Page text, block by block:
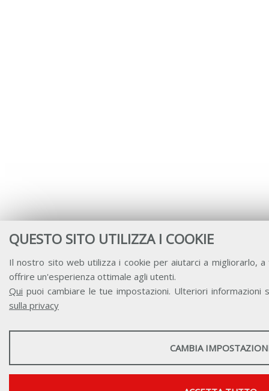
QUESTO SITO UTILIZZA I COOKIE
Il nostro sito web utilizza i cookie per aiutarci a migliorarlo,
offrire un'esperienza ottimale agli utenti.
Qui puoi cambiare le tue impostazioni. Ulteriori informazioni
sulla privacy
STATISTICHE
Mostra maggiori informazioni
CAMBIA